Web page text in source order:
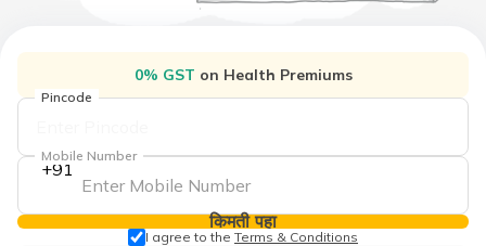
0% GST on Health Premiums
Pincode
+91
Mobile Number
किमती पहा
I agree to the Terms & Conditions